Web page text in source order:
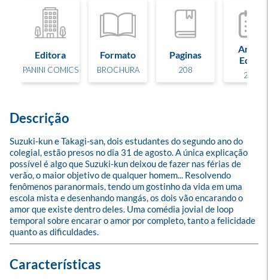
Editora
PANINI COMICS
Formato
BROCHURA
Paginas
208
Ano de
Edição
2025
Descrição
Suzuki-kun e Takagi-san, dois estudantes do segundo ano do
colegial, estão presos no dia 31 de agosto. A única explicação
possível é algo que Suzuki-kun deixou de fazer nas férias de
verão, o maior objetivo de qualquer homem... Resolvendo
fenômenos paranormais, tendo um gostinho da vida em uma
escola mista e desenhando mangás, os dois vão encarando o
amor que existe dentro deles. Uma comédia jovial de loop
temporal sobre encarar o amor por completo, tanto a felicidade
quanto as dificuldades.